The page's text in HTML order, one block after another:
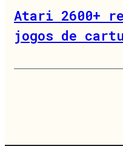
Atari 2600+
jogos de